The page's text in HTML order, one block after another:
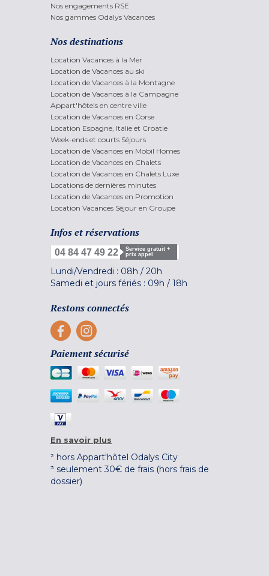
Nos engagements RSE
Nos gammes Odalys Vacances
Nos destinations
Location Vacances à la Mer
Location de Vacances au ski
Location de Vacances à la Montagne
Location de Vacances à la Campagne
Appart'hôtels en centre ville
Location de Vacances en Corse
Location Espagne, Italie et Croatie
Week-ends et courts Séjours
Location de Vacances en Mobil Homes
Location de Vacances en Chalets
Location de Vacances en Chalets Luxe
Locations de dernières minutes
Location de Vacances en Promotion
Location Vacances Séjour en Groupe
Infos et réservations
04 84 47 49 22
Service gratuit +
prix appel
Lundi/Vendredi : 08h / 20h
Samedi et jours fériés : 09h / 18h
Restons connectés
Paiement sécurisé
En savoir plus
² hors Appart'hôtel Odalys City
³ seulement 30€ de frais (hors frais de
dossier)